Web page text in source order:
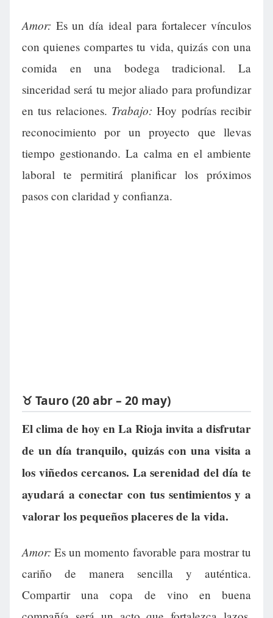
Amor: Es un día ideal para fortalecer vínculos
con quienes compartes tu vida, quizás con una
comida en una bodega tradicional. La
sinceridad será tu mejor aliado para profundizar
en tus relaciones. Trabajo: Hoy podrías recibir
reconocimiento por un proyecto que llevas
tiempo gestionando. La calma en el ambiente
laboral te permitirá planificar los próximos
pasos con claridad y confianza.
♉ Tauro (20 abr – 20 may)
El clima de hoy en La Rioja invita a disfrutar
de un día tranquilo, quizás con una visita a
los viñedos cercanos. La serenidad del día te
ayudará a conectar con tus sentimientos y a
valorar los pequeños placeres de la vida.
Amor: Es un momento favorable para mostrar tu
cariño de manera sencilla y auténtica.
Compartir una copa de vino en buena